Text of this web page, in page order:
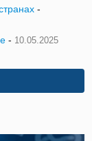
-
- 10.05.2025